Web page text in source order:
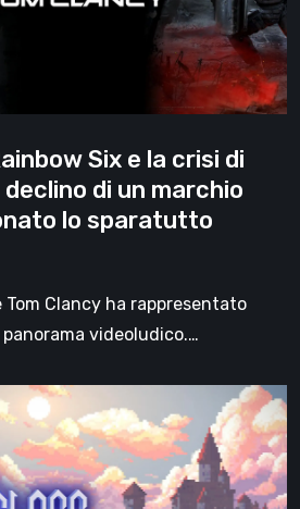
Six e la crisi di
di un marchio
lo sparatutto
Clancy ha rappresentato
videoludico.…